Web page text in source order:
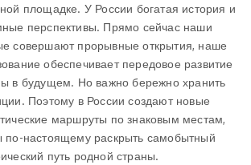
площадке. У России богатая история и
перспективы. Прямо сейчас наши
совершают прорывные открытия, наше
обеспечивает передовое развитие
в будущем. Но важно бережно хранить
Поэтому в России создают новые
маршруты по знаковым местам,
по-настоящему раскрыть самобытный
путь родной страны.